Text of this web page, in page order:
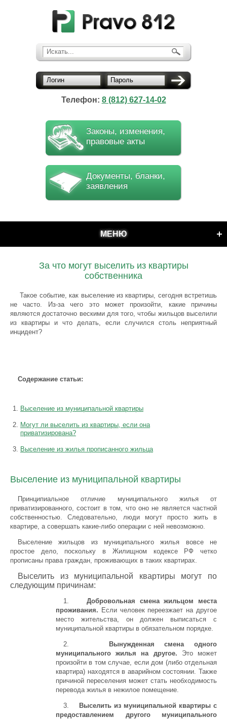
Искать...
Логин Пароль
Телефон: 8 (812) 627-14-02
Законы, изменения,
правовые акты
Документы, бланки,
заявления
МЕНЮ
За что могут выселить из квартиры
собственника
Такое событие, как выселение из квартиры, сегодня встретишь
не часто. Из-за чего это может произойти, какие причины
являются достаточно вескими для того, чтобы жильцов выселили
из квартиры и что делать, если случился столь неприятный
инцидент?
Содержание статьи:
Выселение из муниципальной квартиры
Могут ли выселить из квартиры, если она
приватизирована?
Выселение из жилья прописанного жильца
Выселение из муниципальной квартиры
Принципиальное отличие муниципального жилья от
приватизированного, состоит в том, что оно не является частной
собственностью. Следовательно, люди могут просто жить в
квартире, а совершать какие-либо операции с ней невозможно.
Выселение жильцов из муниципального жилья вовсе не
простое дело, поскольку в Жилищном кодексе РФ четко
прописаны права граждан, проживающих в таких квартирах.
Выселить из муниципальной квартиры могут по
следующим причинам:
1. Добровольная смена жильцом места
проживания. Если человек переезжает на другое
место жительства, он должен выписаться с
муниципальной квартиры в обязательном порядке.
2.
Вынужденная смена одного
муниципального жилья на другое. Это может
произойти в том случае, если дом (либо отдельная
квартира) находятся в аварийном состоянии. Также
причиной переселения может стать необходимость
перевода жилья в нежилое помещение.
3.
Выселить из муниципальной квартиры с
предоставлением другого муниципального